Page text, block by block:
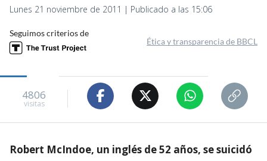
Lunes 21 noviembre de 2011 | Publicado a las 15:06
Seguimos criterios de
Ética y transparencia de BBCL
4806
visitas
Robert McIndoe, un inglés de 52 años, se suicidó